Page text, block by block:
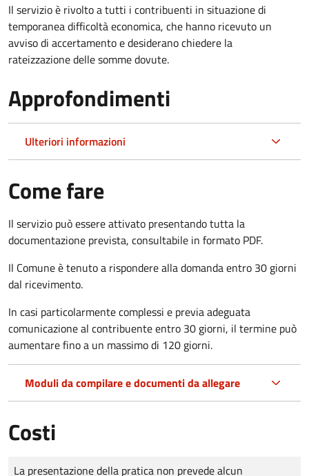
Il servizio è rivolto a tutti i contribuenti in situazione di
temporanea difficoltà economica, che hanno ricevuto un
avviso di accertamento e desiderano chiedere la
rateizzazione delle somme dovute.
Approfondimenti
Ulteriori informazioni
Come fare
Il servizio può essere attivato presentando tutta la
documentazione prevista, consultabile in formato PDF.
Il Comune è tenuto a rispondere alla domanda entro 30 giorni
dal ricevimento.
In casi particolarmente complessi e previa adeguata
comunicazione al contribuente entro 30 giorni, il termine può
aumentare fino a un massimo di 120 giorni.
Moduli da compilare e documenti da allegare
Costi
Tipo di pagamento
Importo
La presentazione della pratica non prevede alcun